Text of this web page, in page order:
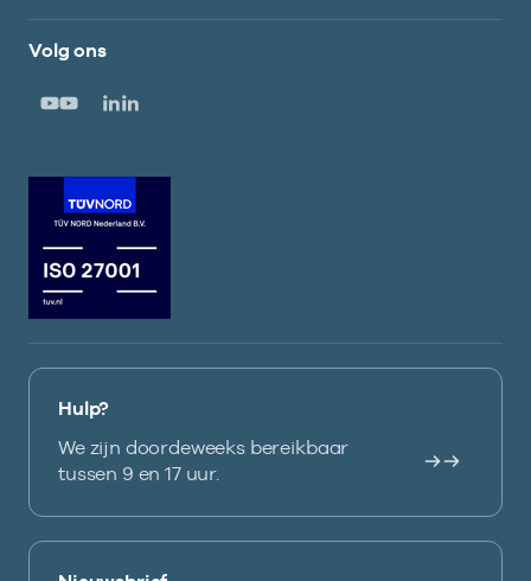
Volg ons
Hulp?
We zijn doordeweeks bereikbaar
tussen 9 en 17 uur.